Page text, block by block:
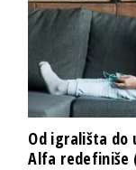
Od igrališta do
Alfa redefiniše